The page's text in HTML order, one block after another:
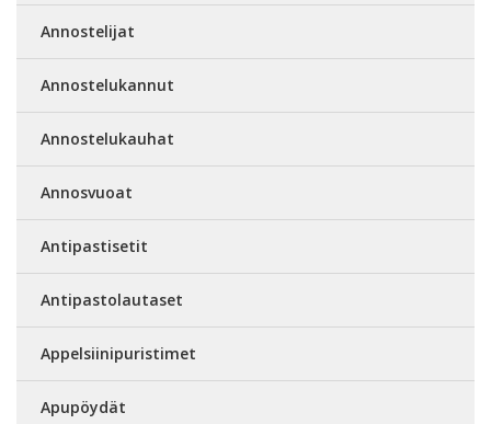
Annostelijat
Annostelukannut
Annostelukauhat
Annosvuoat
Antipastisetit
Antipastolautaset
Appelsiinipuristimet
Apupöydät